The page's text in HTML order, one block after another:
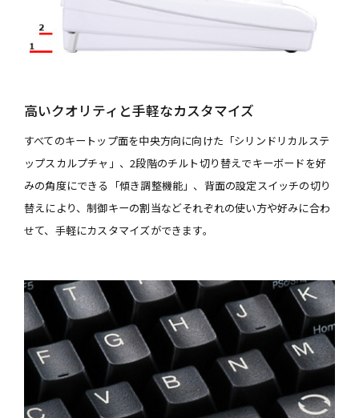
高いクオリティと手軽なカスタマイズ
すべてのキートップ面を中央方向に向けた「シリンドリカルステ
ップスカルプチャ」、2段階のチルト切り替えでキーボードを好
みの角度にできる「傾き調整機能」、背面の設定スイッチの切り
替えにより、制御キーの割当などそれぞれの使い方や好みに合わ
せて、手軽にカスタマイズができます。